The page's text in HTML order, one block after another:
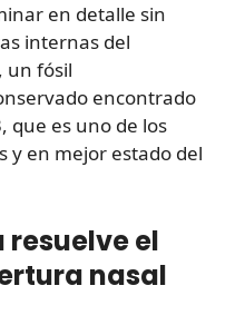
en detalle sin
internas del
, un fósil
encontrado
que es uno de los
y en mejor estado del
el
nasal